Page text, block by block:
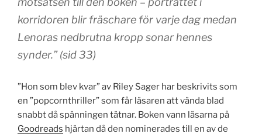
korridoren blir fräschare för varje dag medan
Lenoras nedbrutna kropp sonar hennes
synder.” (sid 33)
”Hon som blev kvar” av Riley Sager har beskrivits som
en ”popcornthriller” som får läsaren att vända blad
snabbt då spänningen tätnar. Boken vann läsarna på
Goodreads hjärtan då den nominerades till en av de